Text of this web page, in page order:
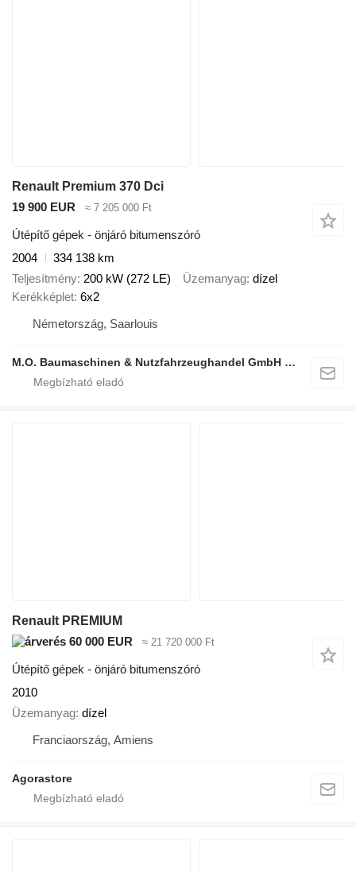
Renault Premium 370 Dci
19 900 EUR
≈ 7 205 000 Ft
Útépítő gépek - önjáró bitumenszóró
2004
334 138 km
Teljesítmény 200 kW (272 LE) Üzemanyag dízel
Kerékképlet 6x2
Németország, Saarlouis
M.O. Baumaschinen & Nutzfahrzeughandel GmbH & CO.
Renault PREMIUM
60 000 EUR
≈ 21 720 000 Ft
Útépítő gépek - önjáró bitumenszóró
2010
Üzemanyag dízel
Franciaország, Amiens
Agorastore